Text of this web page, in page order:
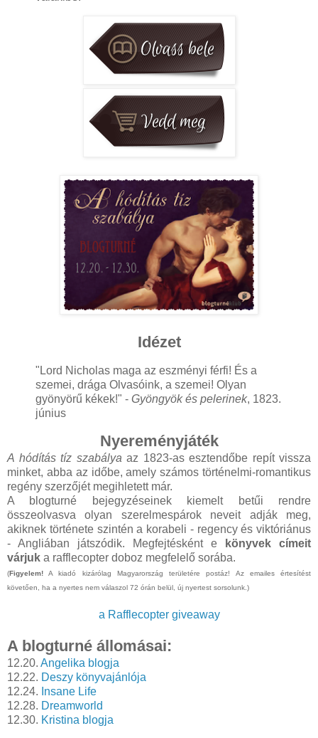
Idézet
"Lord Nicholas maga az eszményi férfi! És a
szemei, drága Olvasóink, a szemei! Olyan
gyönyörű kékek!" - Gyöngyök és pelerinek, 1823.
június
Nyereményjáték
A hódítás tíz szabálya az 1823-as esztendőbe repít vissza
minket, abba az időbe, amely számos történelmi-romantikus
regény szerzőjét megihletett már.
A blogturné bejegyzéseinek kiemelt betűi rendre
összeolvasva olyan szerelmespárok neveit adják meg,
akiknek története szintén a korabeli - regency és viktóriánus
- Angliában játszódik. Megfejtésként e
könyvek címeit
várjuk a rafflecopter doboz megfelelő sorába.
(Figyelem! A kiadó kizárólag Magyarország területére postáz! Az emailes értesítést
követően, ha a nyertes nem válaszol 72 órán belül, új nyertest sorsolunk.)
a Rafflecopter giveaway
A blogturné állomásai:
12.20. Angelika blogja
12.22. Deszy könyvajánlója
12.24. Insane Life
12.28. Dreamworld
12.30. Kristina blogja